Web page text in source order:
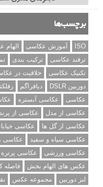
برچسب‌ها
ISO آموزش عکاسی
ترفند عکاسی
ترکیب بندی
تکنیک عکاسی
خلاقیت در
دوربین DSLR
دیافراگم
عکاسی
عکاسی آبستره
عکاسی از مدل
عکاسی از
عکاسی از گل ها
عکاسی
عکاسی سیاه و سفید
عکاسی
عکاسی ورزشی
عکاسی پرتره
عکس های الهام بخش
فاصله
لنز دوربین
مجموعه عکس